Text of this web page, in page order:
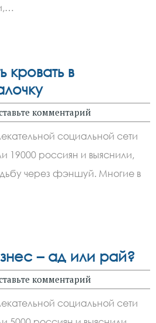
кровать в
комментарий
социальной сети
19000 россиян и выяснили,
через фэншуй. Многие в
– ад или рай?
комментарий
социальной сети